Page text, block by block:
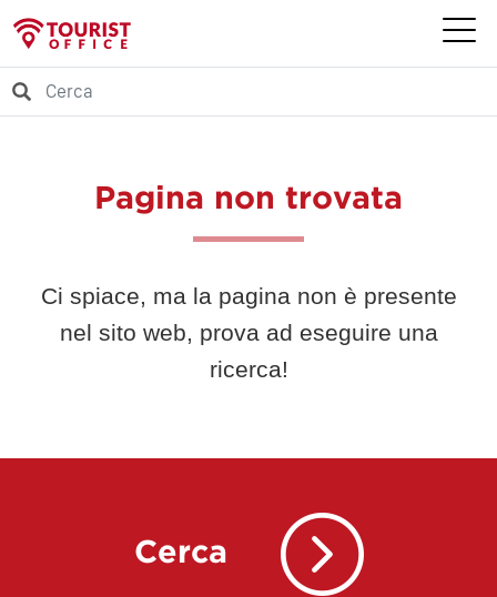
Pagina non trovata
Ci spiace, ma la pagina non è presente
nel sito web, prova ad eseguire una
ricerca!
Cerca